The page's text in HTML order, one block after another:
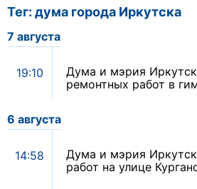
Тег: дума города Иркутска
7 августа
19:10
Дума и мэрия
ремонтных работ в
6 августа
14:58
Дума и мэрия
работ на улице